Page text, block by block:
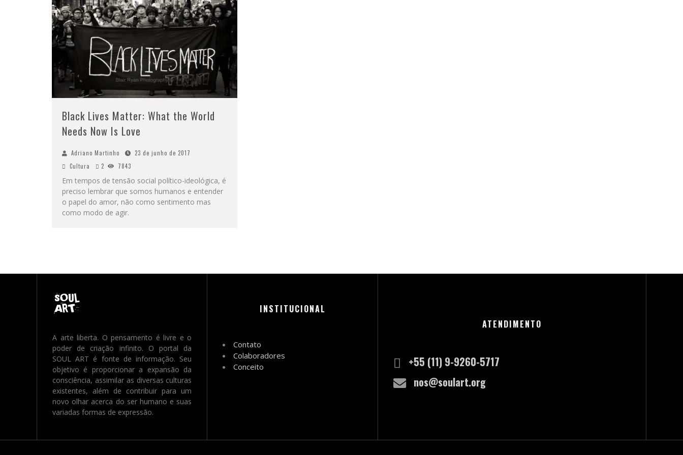
Black Lives Matter: What the World
Needs Now Is Love
Adriano Martinho
23 de junho de 2017
Cultura
2 7843
Em tempos de tensão social político-ideológica, é
preciso lembrar que somos humanos e entender
o papel do amor, não como sentimento mas
como modo de agir.
A arte liberta. O pensamento é livre e o
poder de criação infinito. O portal da
SOUL ART é fonte de informação. Seu
objetivo é proporcionar a expansão da
consciência, assimilar as diversas culturas
existentes, além de contribuir para um
novo olhar acerca do ser humano e suas
variadas formas de expressão.
INSTITUCIONAL
Contato
Colaboradores
Conceito
ATENDIMENTO
+55 (11) 9-9260-5717
nos@soulart.org